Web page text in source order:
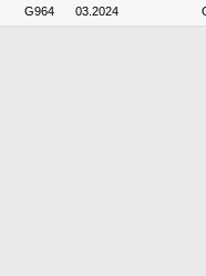
G964 03.2024